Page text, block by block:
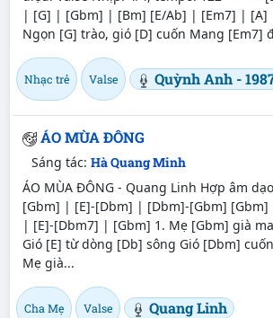
| [G] | [Gbm] | [Bm] [E/Ab] | [Em7] |
Ngọn [G] trào, gió [D] cuốn Mang [Em7]
Nhạc trẻ Valse Quỳnh Anh -
ÁO MÙA ĐÔNG
Sáng tác: Hà Quang Minh
ÁO MÙA ĐÔNG - Quang Linh Hợp âm
[Gbm] | [E]-[Dbm] | [Dbm]-[Gbm]
| [E]-[Dbm7] | [Gbm] 1. Mẹ [Gbm] già
Gió [E] từ dòng [Db] sông Gió [Dbm]
Mẹ già...
Cha Mẹ Valse Quang Linh